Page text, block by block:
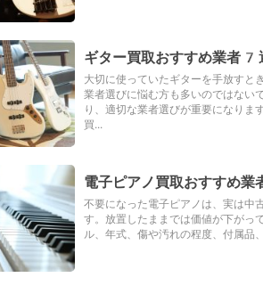
ギター買取おすすめ業者7
大切に使っていたギターを手放すと
業者選びに悩む方も多いのではない
り、適切な業者選びが重要になりま
買...
電子ピアノ買取おすすめ
不要になった電子ピアノは、実は中
す。放置したままでは価値が下がっ
ル、年式、傷や汚れの程度、付属品